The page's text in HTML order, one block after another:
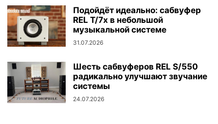
Подойдёт идеально: сабвуфер
REL T/7x в небольшой
музыкальной системе
31.07.2026
Шесть сабвуферов REL S/550
радикально улучшают звучание
системы
24.07.2026